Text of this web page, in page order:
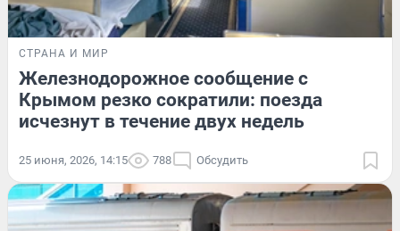
СТРАНА И МИР
Железнодорожное сообщение с
Крымом резко сократили: поезда
исчезнут в течение двух недель
25 июня, 2026, 14:15 788 Обсудить